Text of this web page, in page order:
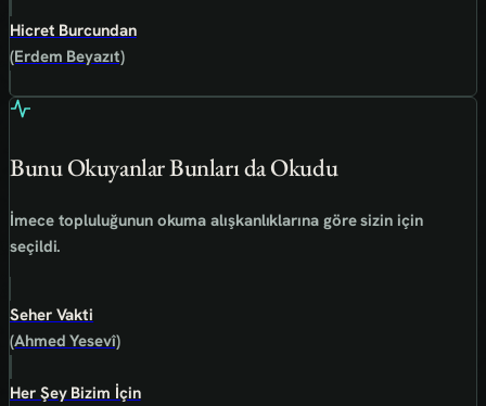
Hicret Burcundan
(Erdem Beyazıt)
Bunu Okuyanlar Bunları da Okudu
İmece topluluğunun okuma alışkanlıklarına göre sizin için
seçildi.
Seher Vakti
(Ahmed Yesevî)
Her Şey Bizim İçin